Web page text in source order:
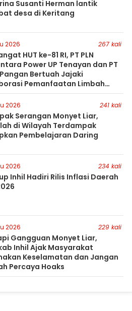
Susanti Herman lantik
desa di Keritang
2026 267 kali
HUT ke-81 RI, PT PLN
Power UP Tenayan dan PT
Bertuah Jajaki
Pemanfaatan Limbah
untuk Dukung Swasembada
2026 241 kali
Serangan Monyet Liar,
di Wilayah Terdampak
Pembelajaran Daring
2026 234 kali
Inhil Hadiri Rilis Inflasi Daerah
2026 229 kali
Gangguan Monyet Liar,
Inhil Ajak Masyarakat
Keselamatan dan Jangan
Percaya Hoaks